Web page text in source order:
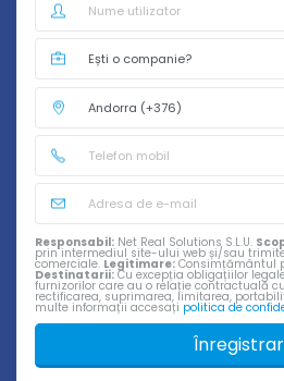
Responsabil: Net Real Solutions S.L.U.
prin intermediul site-ului web și/sau
comerciale. Legitimare: Consimțământul
Destinatarii: Cu excepția obligațiilor
furnizorilor care au o relație contractuală
rectificarea, suprimarea, limitarea,
multe informații accesați politica de